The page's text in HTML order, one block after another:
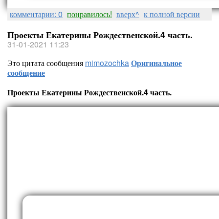
комментарии: 0 понравилось! вверх^ к полной версии
Проекты Екатерины Рождественской.4 часть.
31-01-2021 11:23
Это цитата сообщения mimozochkaОригинальное
сообщение
Проекты Екатерины Рождественской.4 часть.